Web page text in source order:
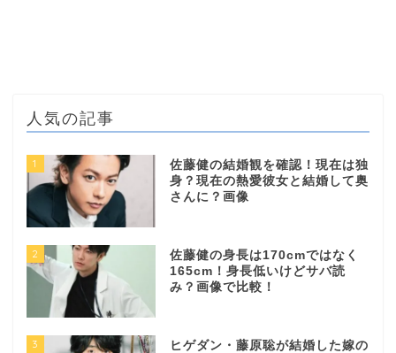
人気の記事
1
佐藤健の結婚観を確認！現在は独
身？現在の熱愛彼女と結婚して奥
さんに？画像
2
佐藤健の身長は170cmではなく
165cm！身長低いけどサバ読
み？画像で比較！
3
ヒゲダン・藤原聡が結婚した嫁の